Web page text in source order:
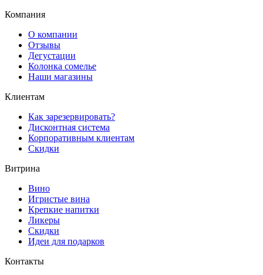
Компания
О компании
Отзывы
Дегустации
Колонка сомелье
Наши магазины
Клиентам
Как зарезервировать?
Дисконтная система
Корпоративным клиентам
Скидки
Витрина
Вино
Игристые вина
Крепкие напитки
Ликеры
Скидки
Идеи для подарков
Контакты